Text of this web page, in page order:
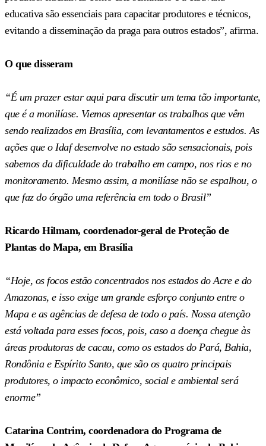
educativa são essenciais para capacitar produtores e técnicos,
evitando a disseminação da praga para outros estados”, afirma.
O que disseram
“É um prazer estar aqui para discutir um tema tão importante,
que é a monilíase. Viemos apresentar os trabalhos que vêm
sendo realizados em Brasília, com levantamentos e estudos. As
ações que o Idaf desenvolve no estado são sensacionais, pois
sabemos da dificuldade do trabalho em campo, nos rios e no
monitoramento. Mesmo assim, a monilíase não se espalhou, o
que faz do órgão uma referência em todo o Brasil”
Ricardo Hilmam, coordenador-geral de Proteção de
Plantas do Mapa, em Brasília
“Hoje, os focos estão concentrados nos estados do Acre e do
Amazonas, e isso exige um grande esforço conjunto entre o
Mapa e as agências de defesa de todo o país. Nossa atenção
está voltada para esses focos, pois, caso a doença chegue às
áreas produtoras de cacau, como os estados do Pará, Bahia,
Rondônia e Espírito Santo, que são os quatro principais
produtores, o impacto econômico, social e ambiental será
enorme”
Catarina Contrim, coordenadora do Programa de